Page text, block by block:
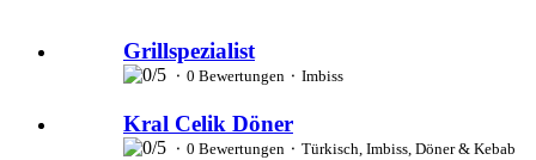
Grillspezialist
⬝ 0 Bewertungen ⬝ Imbiss
Kral Celik Döner
⬝ 0 Bewertungen ⬝ Türkisch, Imbiss, Döner & Kebab